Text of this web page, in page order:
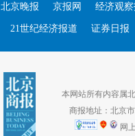
北京晚报 京报网 经济观察
21世纪经济报道 证券日报
本网站所有内容属
商报地址：北京
网